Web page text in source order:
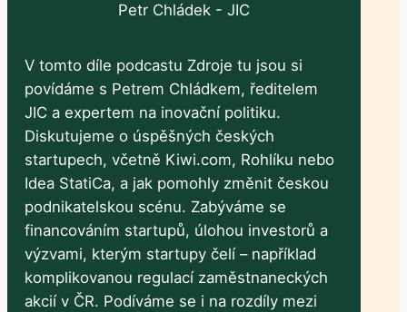
Petr Chládek - JIC
V tomto díle podcastu Zdroje tu jsou si
povídáme s Petrem Chládkem, ředitelem
JIC a expertem na inovační politiku.
Diskutujeme o úspěšných českých
startupech, včetně Kiwi.com, Rohlíku nebo
Idea StatiCa, a jak pomohly změnit českou
podnikatelskou scénu. Zabýváme se
financováním startupů, úlohou investorů a
výzvami, kterým startupy čelí – například
komplikovanou regulací zaměstnaneckých
akcií v ČR. Podíváme se i na rozdíly mezi